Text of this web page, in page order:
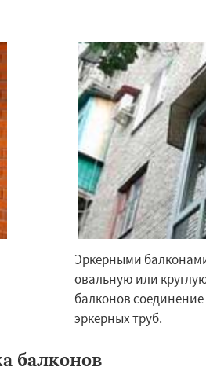
Эркерными
овальную или
балконов
эркерных труб.
балконов
персональных данных